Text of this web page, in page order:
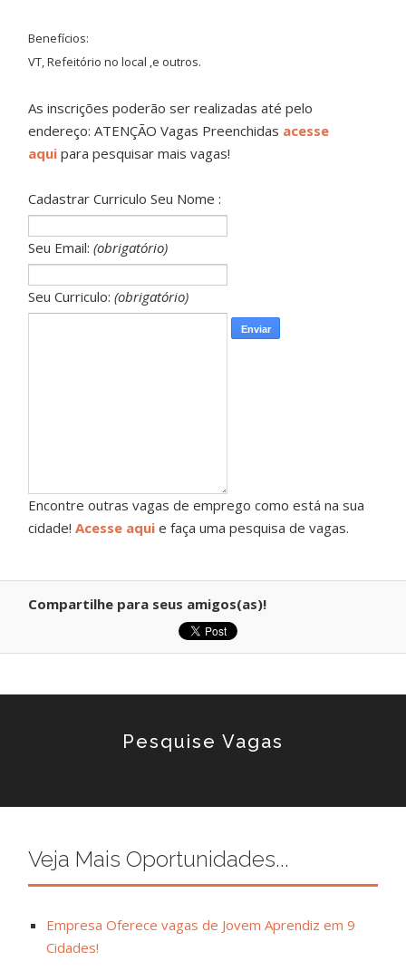
Benefícios:
VT, Refeitório no local ,e outros.
As inscrições poderão ser realizadas até pelo
endereço: ATENÇÃO Vagas Preenchidas acesse
aqui para pesquisar mais vagas!
Cadastrar Curriculo Seu Nome :
Seu Email:(obrigatório)
Seu Curriculo:(obrigatório)
Encontre outras vagas de emprego como está na sua
cidade!Acesse aqui e faça uma pesquisa de vagas.
Compartilhe para seus amigos(as)!
Pesquise Vagas
Veja Mais Oportunidades...
Empresa Oferece vagas de Jovem Aprendiz em 9
Cidades!